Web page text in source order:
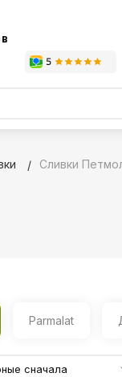
Сливки
Parmalat
сначала